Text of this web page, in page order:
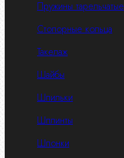
Пружины тарельчатые
Стопорные кольца
Такелаж
Шайбы
Шпильки
Шплинты
Шпонки